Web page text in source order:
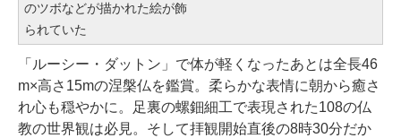
のツボなどが描かれた絵が飾
られていた
「ルーシー・ダットン」で体が軽くなったあとは全長46
m×高さ15mの涅槃仏を鑑賞。柔らかな表情に朝から癒さ
れ心も穏やかに。足裏の螺鈿細工で表現された108の仏
教の世界観は必見。そして拝観開始直後の8時30分だか